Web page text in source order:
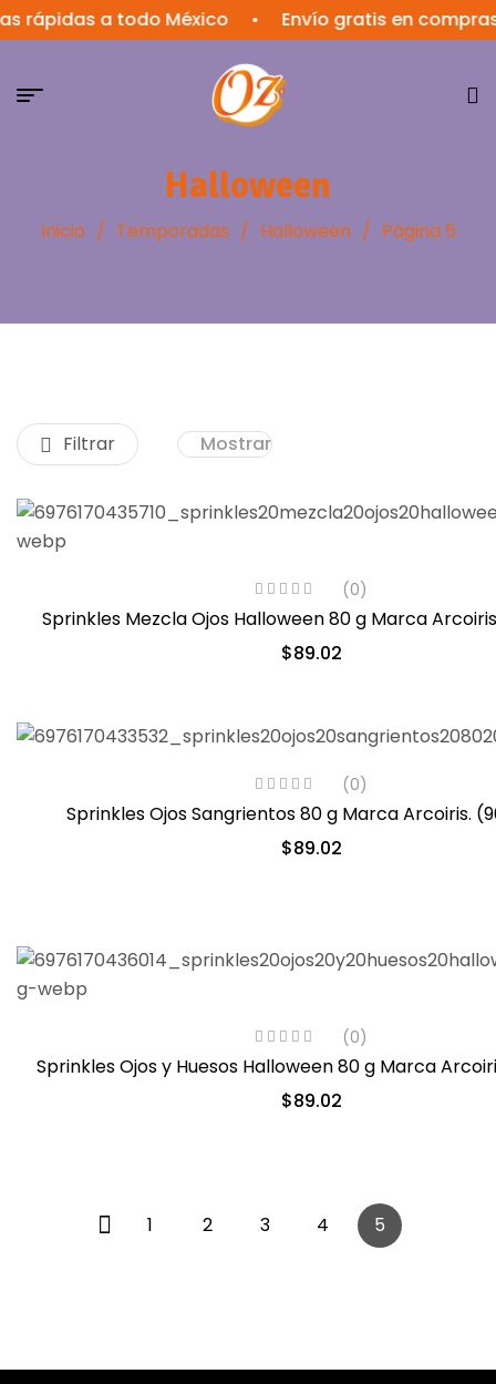
rápidas a todo México Envío gratis en
Halloween
Inicio / Temporadas / Halloween / Página 5
Filtrar Mostrar
(0)
Sprinkles Mezcla Ojos Halloween 80 g Marca
$89.02
(0)
Sprinkles Ojos Sangrientos 80 g Marca Arcoiris.
$89.02
(0)
Sprinkles Ojos y Huesos Halloween 80 g Marca
$89.02
1 2 3 4 5